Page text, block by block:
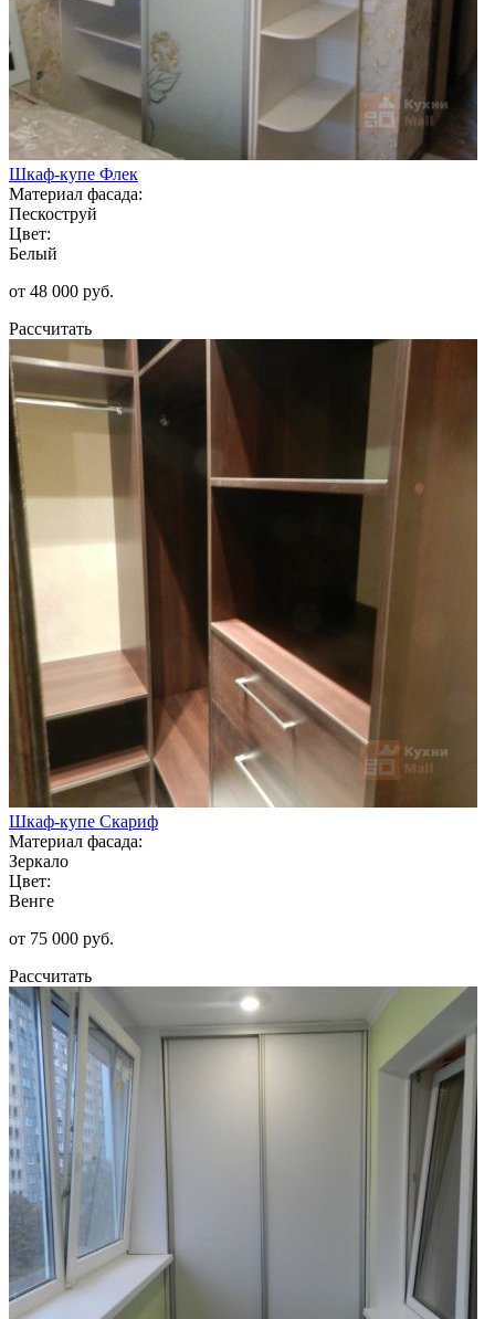
Шкаф-купе Флек
Материал фасада:
Пескоструй
Цвет:
Белый
от 48 000 руб.
Рассчитать
Шкаф-купе Скариф
Материал фасада:
Зеркало
Цвет:
Венге
от 75 000 руб.
Рассчитать